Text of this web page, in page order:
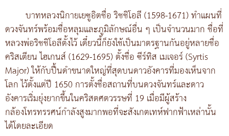
บาทหลวงนิกายเยซูอิตชื่อ ริชชิโอลี (1598-1671) ทำแผนที่
ดวงจันทร์พร้อมชื่อหลุมและภูมิลักษณ์อื่น ๆ เป็นจำนวนมาก ชื่อที่
หลวงพ่อริชชิโอลีตั้งไว้ เดี๋ยวนี้ก็ยังใช้เป็นมาตรฐานกันอยู่หลายชื่อ
คริสเตียน ไฮเกนส์ (1629-1695) ตั้งชื่อ ซีร์ทิส เมเจอร์ (Syrtis
Major) ให้กับปื้นดำขนาดใหญ่ที่สุดบนดาวอังคารที่มองเห็นจาก
โลก ไว้ตั้งแต่ปี 1650 การตั้งชื่อสถานที่บนดวงจันทร์และดาว
อังคารเริ่มยุ่งยากขึ้นในคริสตศตวรรษที่ 19 เมื่อมีผู้สร้าง
กล้องโทรทรรศน์กำลังสูงมากพอที่จะสังเกตเทห์ฟากฟ้าเหล่านั้น
ได้โดยละเอียด